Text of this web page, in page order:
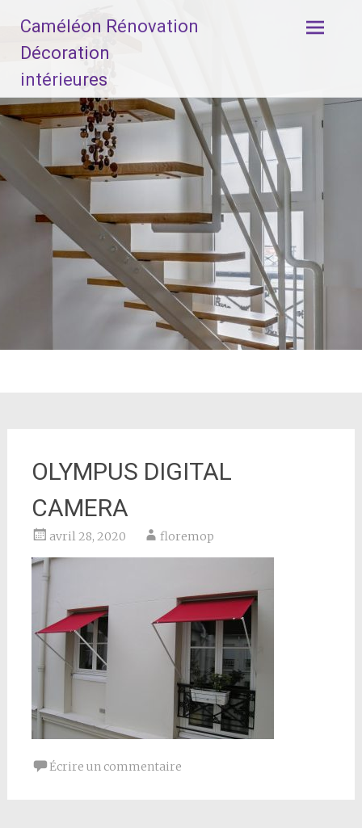
contenu
Caméléon Rénovation
Décoration
intérieures
OLYMPUS DIGITAL
CAMERA
avril 28, 2020 floremop
Écrire un commentaire